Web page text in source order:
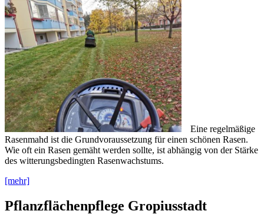
Eine regelmäßige
Rasenmahd ist die Grundvoraussetzung für einen schönen Rasen.
Wie oft ein Rasen gemäht werden sollte, ist abhängig von der Stärke
des witterungsbedingten Rasenwachstums.
[mehr]
Pflanzflächenpflege Gropiusstadt